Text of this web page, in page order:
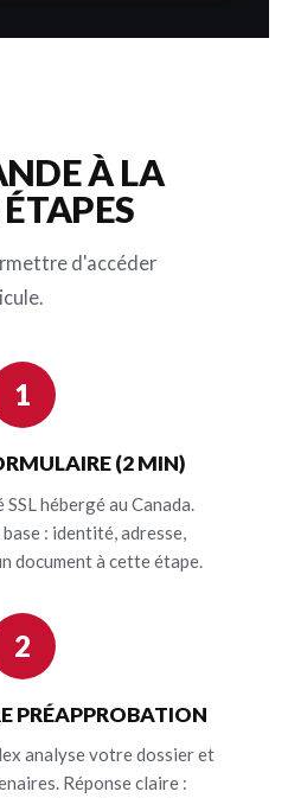
À LA
d'accéder
1
(2 MIN)
hébergé au Canada.
: identité, adresse,
document à cette étape.
2
PRÉAPPROBATION
analyse votre dossier et
Réponse claire :